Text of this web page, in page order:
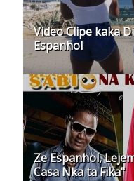
Video Clipe kaka
Espanhol
Ze Espanhol,
Casa Nka ta Fika"